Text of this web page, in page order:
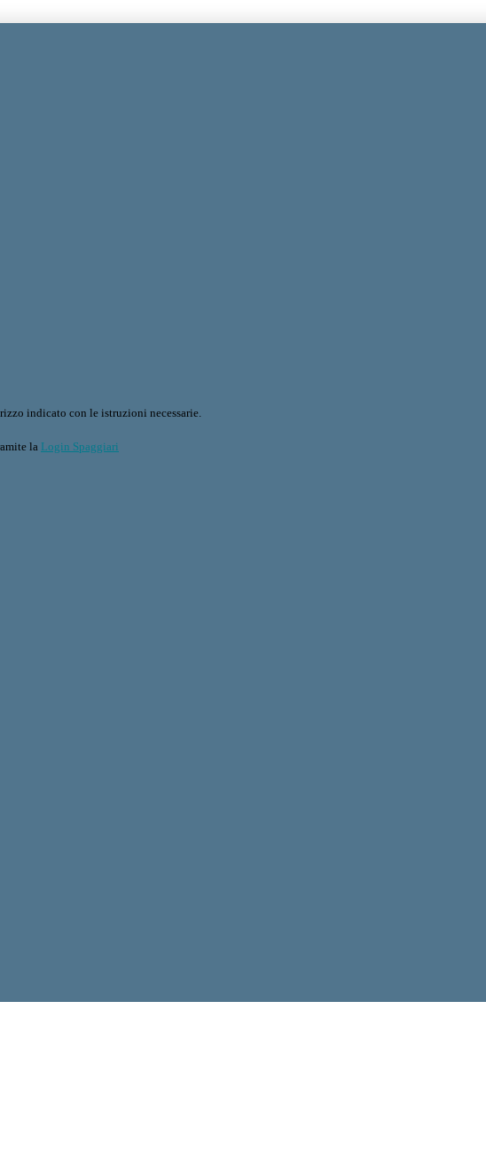
indicato con le istruzioni necessarie.
la Login Spaggiari